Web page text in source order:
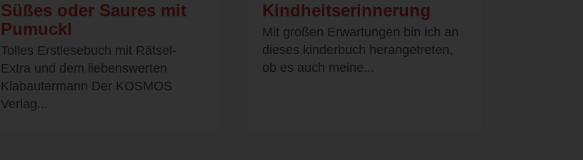
Süßes oder Saures mit
Pumuckl
Tolles Erstlesebuch mit Rätsel-
Extra und dem liebenswerten
Klabautermann Der KOSMOS
Verlag...
Kindheitserinnerung
Mit großen Erwartungen bin ich an
dieses kinderbuch herangetreten,
ob es auch meine...